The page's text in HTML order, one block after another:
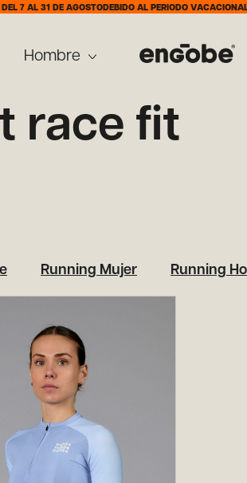
7 AL 31 DE AGOSTODEBIDO AL PERIODO VACACIONAL
Hombre
race fit
Running Mujer Running